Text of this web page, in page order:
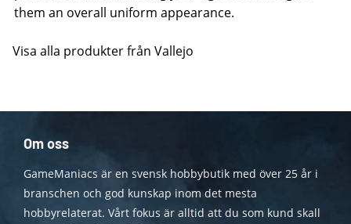
them an overall uniform appearance.
Visa alla produkter från Vallejo
Om oss
GameManiacs är en svensk hobbybutik med över 25 år i
branschen och god kunskap inom det mesta
hobbyrelaterat. Vårt fokus är alltid att du som kund skall